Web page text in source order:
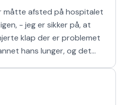
måtte afsted på hospitalet
- jeg er sikker på, at
klap der er problemet
hans lunger, og det